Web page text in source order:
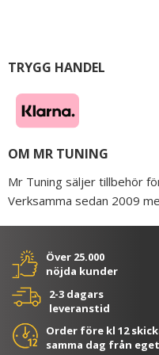
TRYGG HANDEL
OM MR TUNING
Mr Tuning säljer tillbehör
Verksamma sedan 2009
Över 25.000
nöjda kunder
2-3 dagars
leveranstid
Order före kl 12
samma dag från